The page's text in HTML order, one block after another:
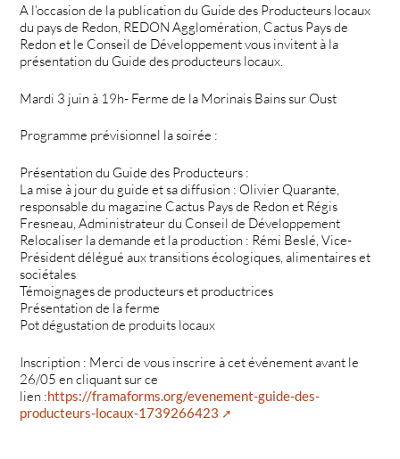
A l’occasion de la publication du Guide des Producteurs locaux
du pays de Redon, REDON Agglomération, Cactus Pays de
Redon et le Conseil de Développement vous invitent à la
présentation du Guide des producteurs locaux.
Mardi 3 juin à 19h- Ferme de la Morinais Bains sur Oust
Programme prévisionnel la soirée :
Présentation du Guide des Producteurs :
La mise à jour du guide et sa diffusion : Olivier Quarante,
responsable du magazine Cactus Pays de Redon et Régis
Fresneau, Administrateur du Conseil de Développement
Relocaliser la demande et la production : Rémi Beslé, Vice-
Président délégué aux transitions écologiques, alimentaires et
sociétales
Témoignages de producteurs et productrices
Présentation de la ferme
Pot dégustation de produits locaux
Inscription : Merci de vous inscrire à cet événement avant le
26/05 en cliquant sur ce
lien :https://framaforms.org/evenement-guide-des-
producteurs-locaux-1739266423